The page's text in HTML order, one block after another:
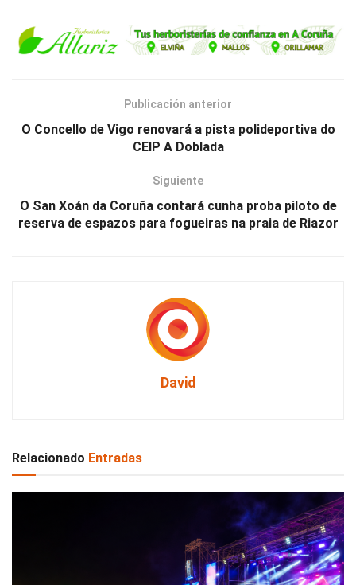
Publicación anterior
O Concello de Vigo renovará a pista polideportiva do
CEIP A Doblada
Siguiente
O San Xoán da Coruña contará cunha proba piloto de
reserva de espazos para fogueiras na praia de Riazor
David
Relacionado Entradas